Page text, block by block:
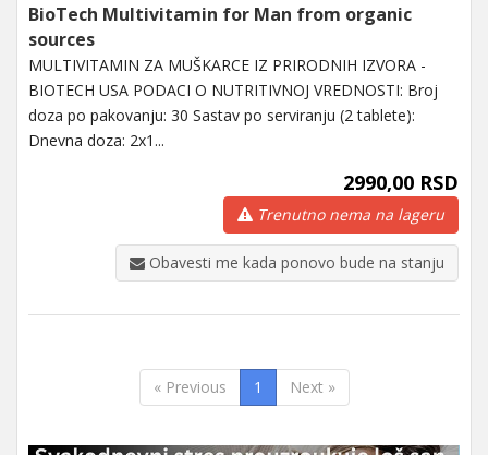
BioTech Multivitamin for Man from organic
sources
MULTIVITAMIN ZA MUŠKARCE IZ PRIRODNIH IZVORA -
BIOTECH USA PODACI O NUTRITIVNOJ VREDNOSTI: Broj
doza po pakovanju: 30 Sastav po serviranju (2 tablete):
Dnevna doza: 2x1...
2990,00 RSD
Trenutno nema na lageru
Obavesti me kada ponovo bude na stanju
« Previous 1 Next »